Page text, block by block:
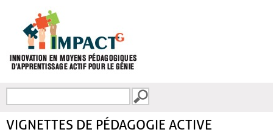
FORMULAIRE DE
VIGNETTES DE PÉDAGOGIE ACTIVE